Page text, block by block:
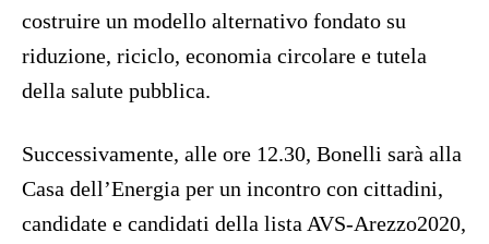
costruire un modello alternativo fondato su
riduzione, riciclo, economia circolare e tutela
della salute pubblica.
Successivamente, alle ore 12.30, Bonelli sarà alla
Casa dell’Energia per un incontro con cittadini,
candidate e candidati della lista AVS-Arezzo2020,